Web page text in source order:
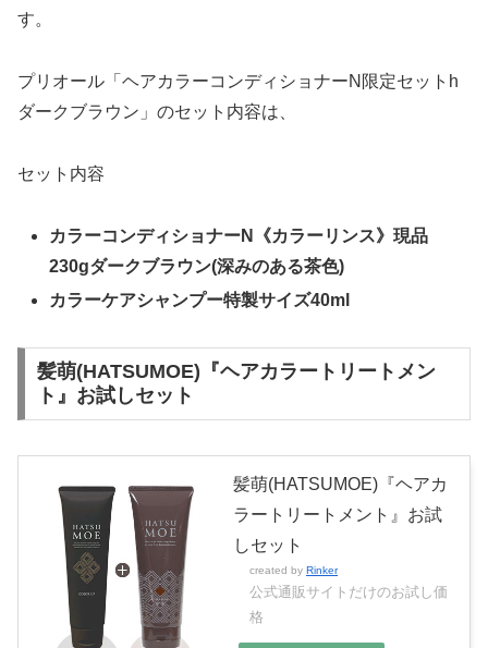
す。
プリオール「ヘアカラーコンディショナーN限定セットh
ダークブラウン」のセット内容は、
セット内容
カラーコンディショナーN《カラーリンス》現品
230gダークブラウン(深みのある茶色)
カラーケアシャンプー特製サイズ40ml
髪萌(HATSUMOE)『ヘアカラートリートメン
ト』お試しセット
髪萌(HATSUMOE)『ヘアカ
ラートリートメント』お試
しセット
created by Rinker
公式通販サイトだけのお試し価
格